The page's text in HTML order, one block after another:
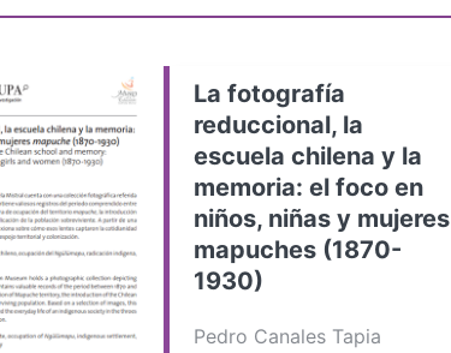
La fotografía
reduccional, la
escuela chilena y la
memoria: el foco en
niños, niñas y mujeres
mapuches (1870-
1930)
Pedro Canales Tapia